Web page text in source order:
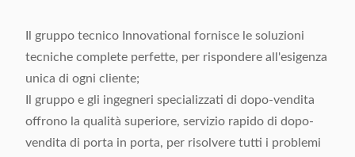
Il gruppo tecnico Innovational fornisce le soluzioni
tecniche complete perfette, per rispondere all'esigenza
unica di ogni cliente;
Il gruppo e gli ingegneri specializzati di dopo-vendita
offrono la qualità superiore, servizio rapido di dopo-
vendita di porta in porta, per risolvere tutti i problemi